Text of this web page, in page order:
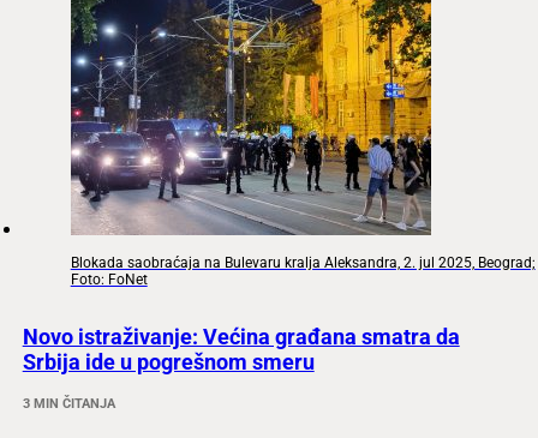
Blokada saobraćaja na Bulevaru kralja Aleksandra, 2. jul 2025, Beograd;
Foto: FoNet
Novo istraživanje: Većina građana smatra da
Srbija ide u pogrešnom smeru
3 MIN ČITANJA